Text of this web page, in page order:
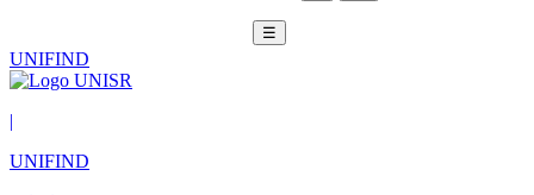
☰
UNIFIND
|
UNIFIND